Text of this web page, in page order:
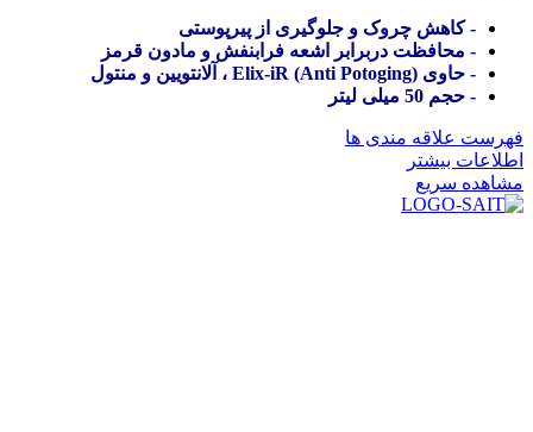
- کاهش چروک و جلوگیری از پیرپوستی
- محافظت دربرابر اشعه فرابنفش و مادون قرمز
- حاوی (Anti Potoging) Elix-iR ، آلانتویین و منتول
- حجم 50 میلی لیتر
فهرست علاقه مندی ها
اطلاعات بیشتر
مشاهده سریع